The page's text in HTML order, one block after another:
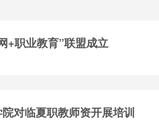
+职业教育”联盟成立
对临夏职教师资开展培训